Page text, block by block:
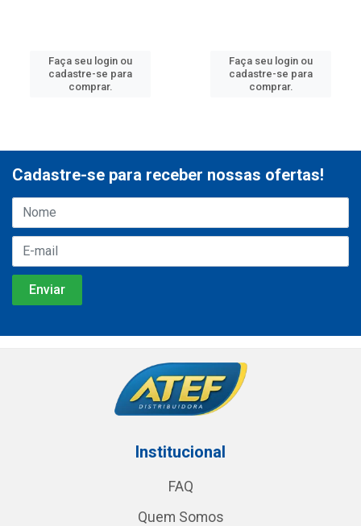
Faça seu login ou
cadastre-se para
comprar.
Faça seu login ou
cadastre-se para
comprar.
Cadastre-se para receber nossas ofertas!
Institucional
FAQ
Quem Somos